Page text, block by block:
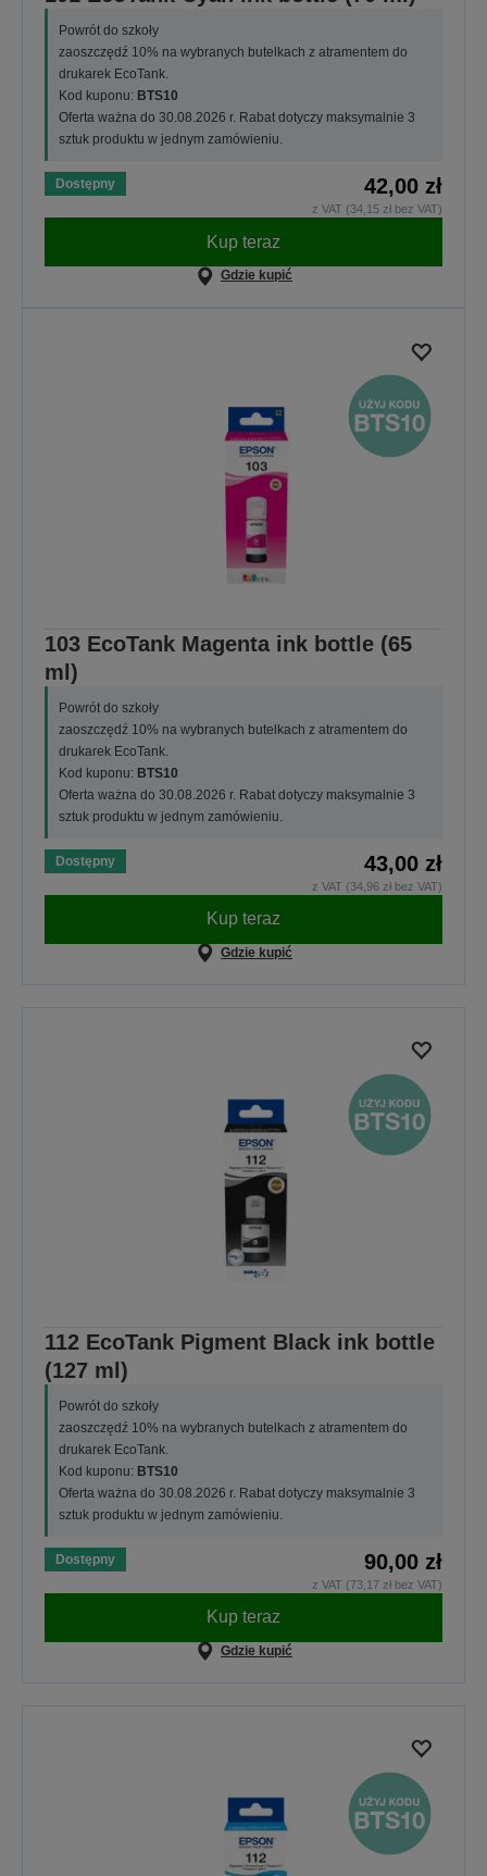
Powrót do szkoły
zaoszczędź 10% na wybranych butelkach z atramentem do
drukarek EcoTank.
Kod kuponu: BTS10
Oferta ważna do 30.08.2026 r. Rabat dotyczy maksymalnie 3
sztuk produktu w jednym zamówieniu.
Dostępny 42,00 zł
z VAT (34,15 zł bez VAT)
Kup teraz
Gdzie kupić
103 EcoTank Magenta ink bottle (65
ml)
Powrót do szkoły
zaoszczędź 10% na wybranych butelkach z atramentem do
drukarek EcoTank.
Kod kuponu: BTS10
Oferta ważna do 30.08.2026 r. Rabat dotyczy maksymalnie 3
sztuk produktu w jednym zamówieniu.
Dostępny 43,00 zł
z VAT (34,96 zł bez VAT)
Kup teraz
Gdzie kupić
112 EcoTank Pigment Black ink bottle
(127 ml)
Powrót do szkoły
zaoszczędź 10% na wybranych butelkach z atramentem do
drukarek EcoTank.
Kod kuponu: BTS10
Oferta ważna do 30.08.2026 r. Rabat dotyczy maksymalnie 3
sztuk produktu w jednym zamówieniu.
Dostępny 90,00 zł
z VAT (73,17 zł bez VAT)
Kup teraz
Gdzie kupić